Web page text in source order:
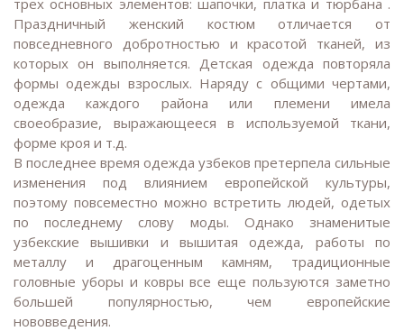
Праздничный женский костюм отличается от
повседневного добротностью и красотой тканей, из
которых он выполняется. Детская одежда повторяла
формы одежды взрослых. Наряду с общими чертами,
одежда каждого района или племени имела
своеобразие, выражающееся в используемой ткани,
форме кроя и т.д.
В последнее время одежда узбеков претерпела сильные
изменения под влиянием европейской культуры,
поэтому повсеместно можно встретить людей, одетых
по последнему слову моды. Однако знаменитые
узбекские вышивки и вышитая одежда, работы по
металлу и драгоценным камням, традиционные
головные уборы и ковры все еще пользуются заметно
большей популярностью, чем европейские
нововведения.